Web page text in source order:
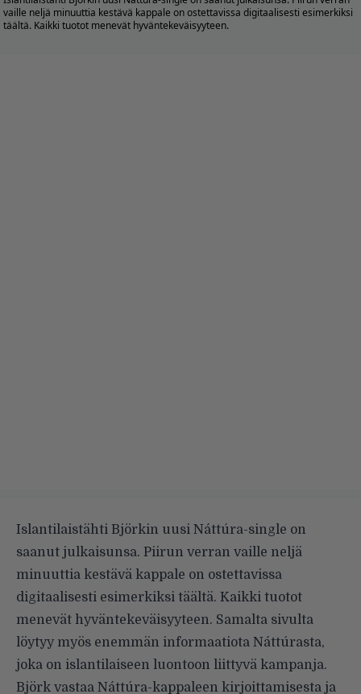
vaille neljä minuuttia kestävä kappale on ostettavissa digitaalisesti esimerkiksi
täältä. Kaikki tuotot menevät hyväntekeväisyyteen.
Islantilaistähti Björkin uusi Náttúra-single on
saanut julkaisunsa. Piirun verran vaille neljä
minuuttia kestävä kappale on ostettavissa
digitaalisesti esimerkiksi täältä. Kaikki tuotot
menevät hyväntekeväisyyteen. Samalta sivulta
löytyy myös enemmän informaatiota Náttúrasta,
joka on islantilaiseen luontoon liittyvä kampanja.
Björk vastaa Náttúra-kappaleen kirjoittamisesta ja